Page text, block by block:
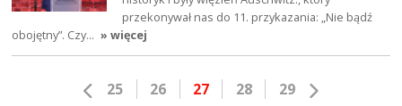
przekonywał nas do 11. przykazania: „Nie bądź
obojętny”. Czy… » więcej
25 26 27 28 29